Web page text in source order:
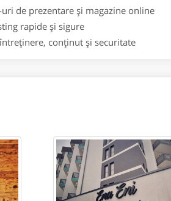
de prezentare și magazine online
rapide și sigure
conținut și securitate